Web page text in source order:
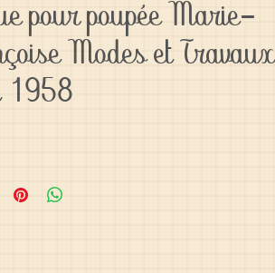
pour poupée Marie-
Modes et Travaux
1958